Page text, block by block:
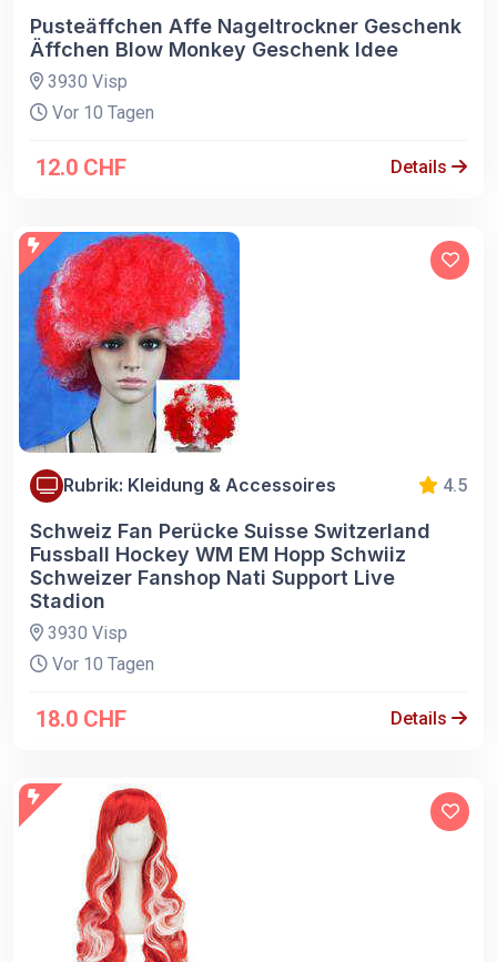
Pusteäffchen Affe Nageltrockner Geschenk
Äffchen Blow Monkey Geschenk Idee
3930 Visp
Vor 10 Tagen
12.0 CHF Details
Rubrik: Kleidung & Accessoires 4.5
Schweiz Fan Perücke Suisse Switzerland
Fussball Hockey WM EM Hopp Schwiiz
Schweizer Fanshop Nati Support Live
Stadion
3930 Visp
Vor 10 Tagen
18.0 CHF Details